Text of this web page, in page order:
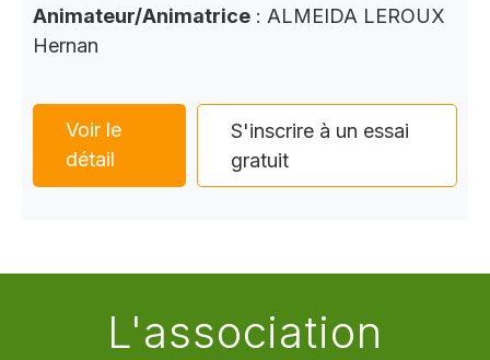
Animateur/Animatrice : ALMEIDA LEROUX
Hernan
Voir le
détail
S'inscrire à un essai
gratuit
L'association